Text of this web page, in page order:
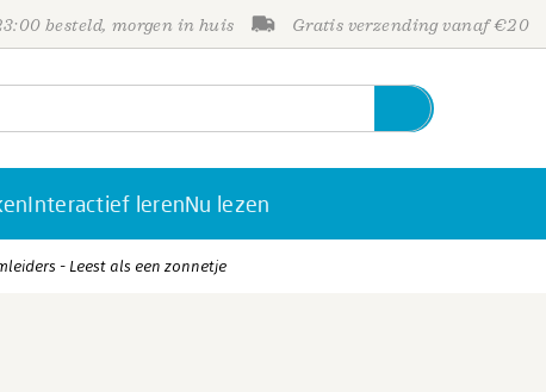
besteld, morgen in huis Gratis verzending vanaf €20
Interactief lerenNu lezen
- Leest als een zonnetje
Personen